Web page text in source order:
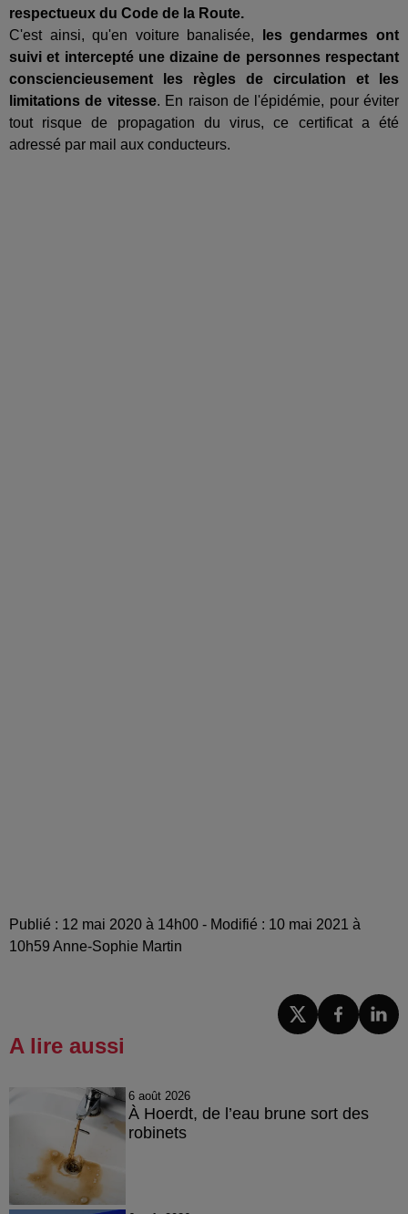
respectueux du Code de la Route.
C'est ainsi, qu'en voiture banalisée, les gendarmes ont
suivi et intercepté une dizaine de personnes respectant
consciencieusement les règles de circulation et les
limitations de vitesse. En raison de l'épidémie, pour éviter
tout risque de propagation du virus, ce certificat a été
adressé par mail aux conducteurs.
Publié : 12 mai 2020 à 14h00 - Modifié : 10 mai 2021 à
10h59 Anne-Sophie Martin
A lire aussi
6 août 2026
À Hoerdt, de l’eau brune sort des
robinets